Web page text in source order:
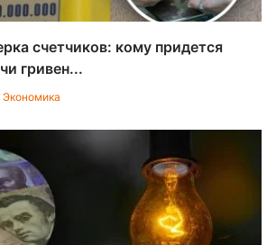
счетчиков: кому придется
гривен...
Экономика